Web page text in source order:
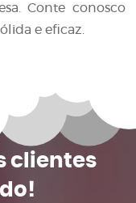
Conte conosco
e eficaz.
clientes